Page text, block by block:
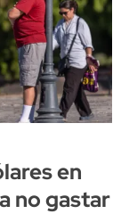
en
no gastar